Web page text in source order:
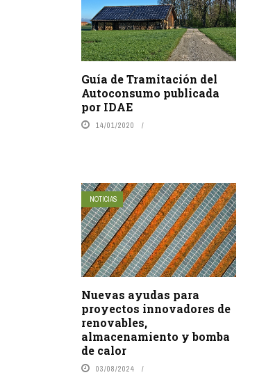
Guía de Tramitación del
Autoconsumo publicada
por IDAE
14/01/2020
NOTICIAS
Nuevas ayudas para
proyectos innovadores de
renovables,
almacenamiento y bomba
de calor
03/08/2024